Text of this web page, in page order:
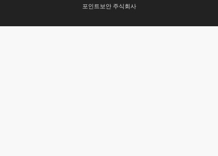
포인트보안 주식회사